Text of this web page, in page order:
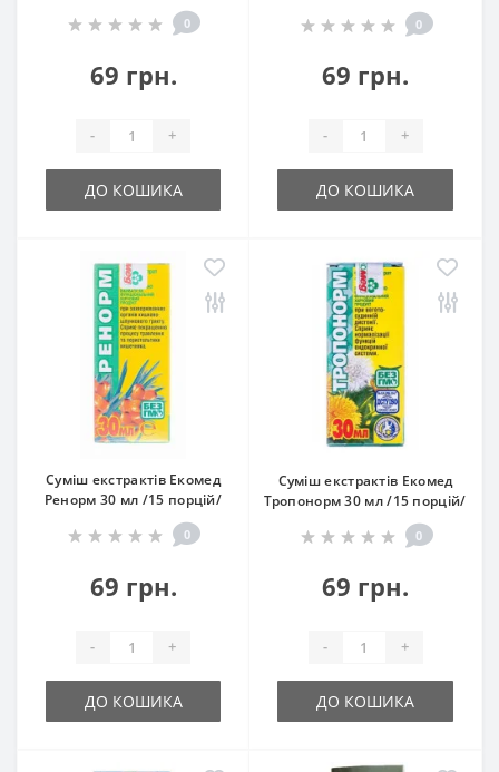
0
69 грн.
- +
ДО КОШИКА
0
69 грн.
- +
ДО КОШИКА
Суміш екстрактів Екомед
Ренорм 30 мл /15 порцій/
0
69 грн.
- +
ДО КОШИКА
Суміш екстрактів Екомед
Тропонорм 30 мл /15 порцій/
0
69 грн.
- +
ДО КОШИКА